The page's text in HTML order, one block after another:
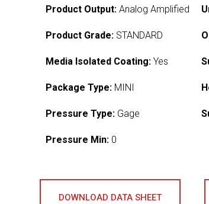
Product Output: Analog Amplified
Product Grade: STANDARD
Media Isolated Coating: Yes
Package Type: MINI
Pressure Type: Gage
Pressure Min: 0
DOWNLOAD DATA SHEET